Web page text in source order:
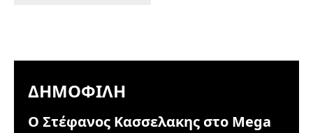
ΔΗΜΟΦΙΛΉ
Ο Στέφανος Κασσελακης στο Mega